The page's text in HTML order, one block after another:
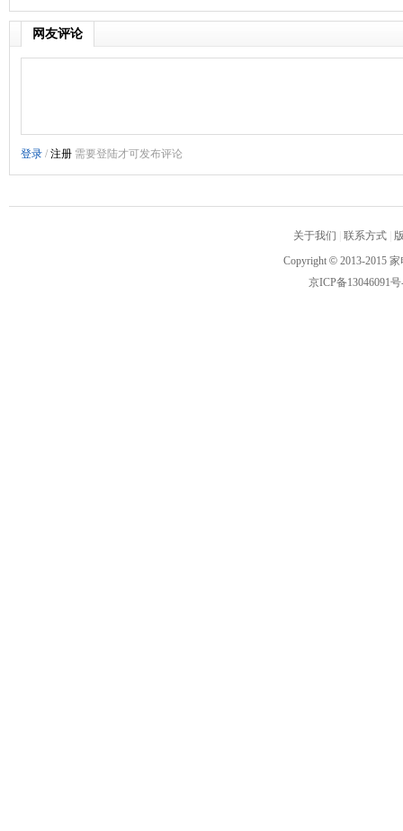
网友评论
关于我们 联系方式
Copyright © 2013-2015
京ICP备13046091号